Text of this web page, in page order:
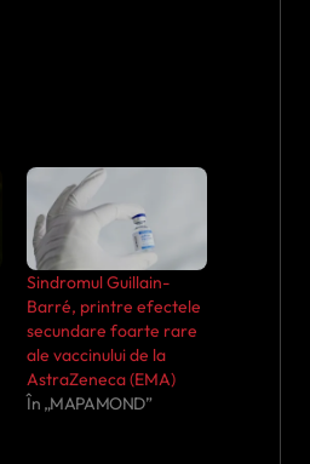
Sindromul Guillain-
Barré, printre efectele
secundare foarte rare
ale vaccinului de la
AstraZeneca (EMA)
În „MAPAMOND”